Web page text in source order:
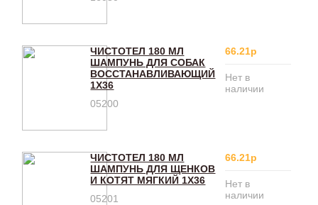
ЧИСТОТЕЛ 180 МЛ
ШАМПУНЬ ДЛЯ СОБАК
ВОССТАНАВЛИВАЮЩИЙ
1Х36
05200
66.21р
Нет в
наличии
ЧИСТОТЕЛ 180 МЛ
ШАМПУНЬ ДЛЯ ЩЕНКОВ
И КОТЯТ МЯГКИЙ 1Х36
05201
66.21р
Нет в
наличии